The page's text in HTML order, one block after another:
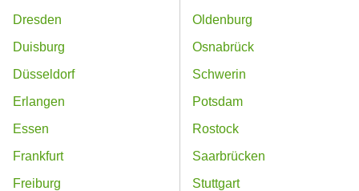
Dresden
Duisburg
Düsseldorf
Erlangen
Essen
Frankfurt
Freiburg
Oldenburg
Osnabrück
Schwerin
Potsdam
Rostock
Saarbrücken
Stuttgart